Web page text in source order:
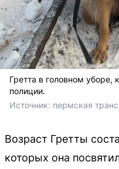
Гретта в головном уборе,
полиции.
Источник: пермская
Возраст Гретты
которых она